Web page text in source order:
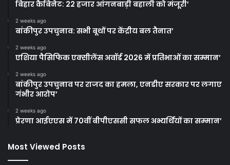
बिहार कैबिनेट: 22 हजार आंगनबाड़ी बहाली को मंजूरी’
2 weeks ago
बांकीपुर उपचुनाव: सभी बूथों पर केंद्रीय बल तैनात’
2 weeks ago
एशिया पैसिफिक एक्सीलेंस अवॉर्ड 2026 में प्रतिभाओं का सम्मान’
2 weeks ago
बांकीपुर उपचुनाव पर राजद का हमला, एनडीए सरकार पर लगाए
गंभीर आरोप’
2 weeks ago
प्रेरणा आईएएस में 70वीं बीपीएससी सफल अभ्यर्थियों का सम्मान’
Most Viewed Posts